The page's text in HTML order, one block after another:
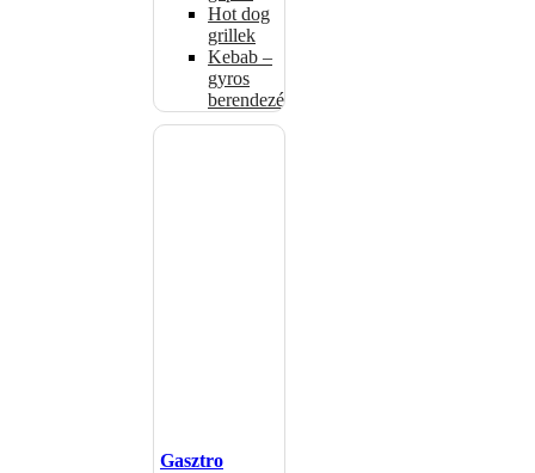
Hot dog
grillek
Kebab –
gyros
berendezés
Gasztro